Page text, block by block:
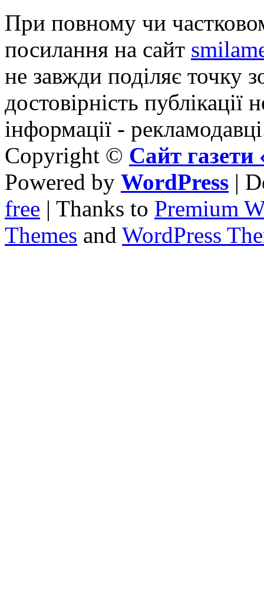
При повному чи
посилання на сайт
не завжди поділяє точку
достовірність публікації
інформації -
Copyright © Сайт
Powered by WordPress |
free | Thanks to Premium
Themes and WordPress